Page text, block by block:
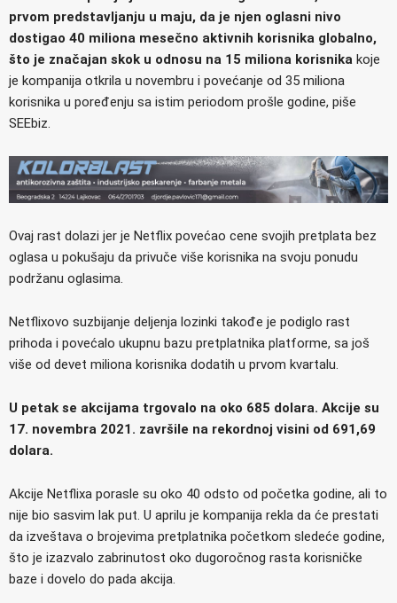
prvom predstavljanju u maju, da je njen oglasni nivo
dostigao 40 miliona mesečno aktivnih korisnika globalno,
što je značajan skok u odnosu na 15 miliona korisnika koje
je kompanija otkrila u novembru i povećanje od 35 miliona
korisnika u poređenju sa istim periodom prošle godine, piše
SEEbiz.
Ovaj rast dolazi jer je Netflix povećao cene svojih pretplata bez
oglasa u pokušaju da privuče više korisnika na svoju ponudu
podržanu oglasima.
Netflixovo suzbijanje deljenja lozinki takođe je podiglo rast
prihoda i povećalo ukupnu bazu pretplatnika platforme, sa još
više od devet miliona korisnika dodatih u prvom kvartalu.
U petak se akcijama trgovalo na oko 685 dolara. Akcije su
17. novembra 2021. završile na rekordnoj visini od 691,69
dolara.
Akcije Netflixa porasle su oko 40 odsto od početka godine, ali to
nije bio sasvim lak put. U aprilu je kompanija rekla da će prestati
da izveštava o brojevima pretplatnika početkom sledeće godine,
što je izazvalo zabrinutost oko dugoročnog rasta korisničke
baze i dovelo do pada akcija.